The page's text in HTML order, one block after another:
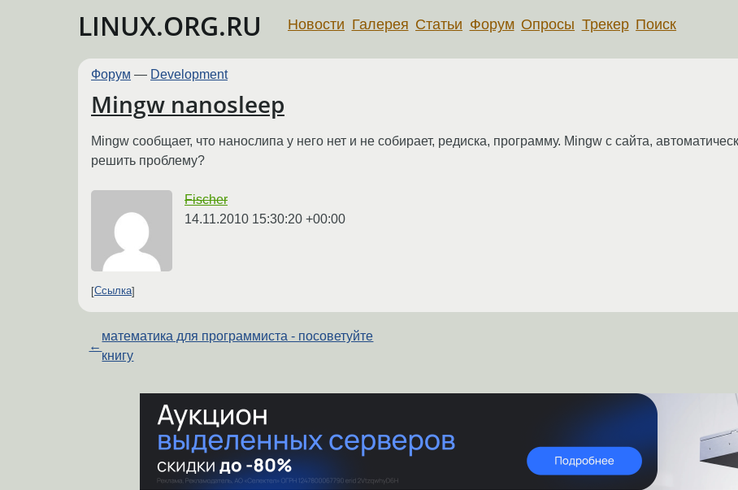
LINUX.ORG.RU Новости Галерея Статьи Форум Опросы Трекер Поиск
Форум — Development
Mingw nanosleep
Mingw сообщает, что нанослипа у него нет и не собирает, редиска, программу. Mingw c сайта,
решить проблему?
Fischer
14.11.2010 15:30:20 +00:00
Ссылка
←
математика для программиста - посоветуйте
книгу